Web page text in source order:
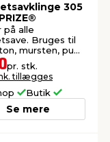
305
på alle
Bruges til
mursten, puds
pr. stk.
tillægges
Butik
Se mere